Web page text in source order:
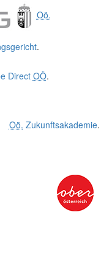
Oö.
.
Direct OÖ.
Oö. Zukunftsakademie.